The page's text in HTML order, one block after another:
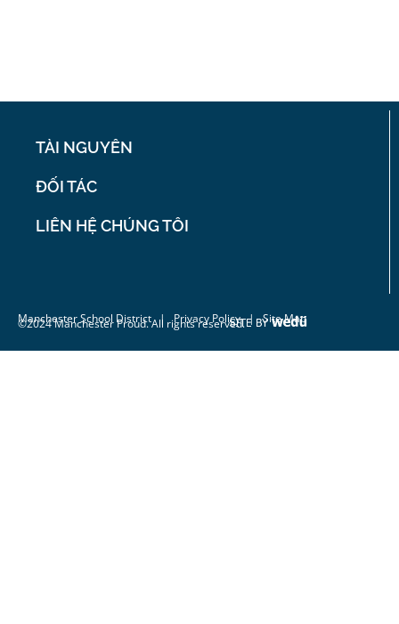
TÀI NGUYÊN
ĐỐI TÁC
LIÊN HỆ CHÚNG TÔI
Manchester School District|Privacy Policy| Site Map
©2024 Manchester Proud. All rights reserved.